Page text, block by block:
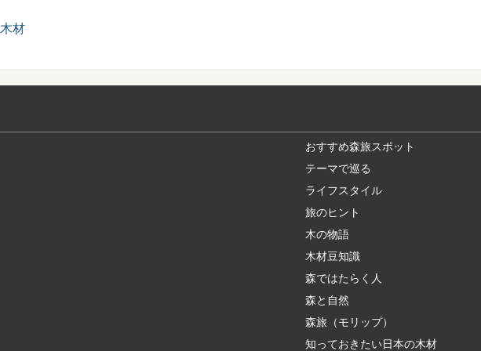
材
おすすめ森旅スポット
テーマで巡る
ライフスタイル
旅のヒント
木の物語
木材豆知識
森ではたらく人
森と自然
森旅（モリップ）
知っておきたい日本の木材